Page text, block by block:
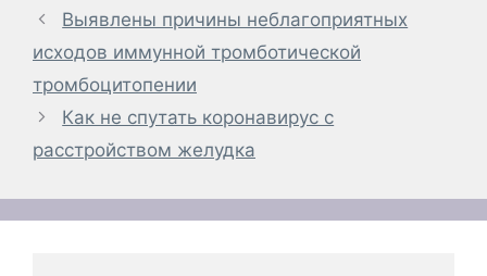
Выявлены причины неблагоприятных
исходов иммунной тромботической
тромбоцитопении
Как не спутать коронавирус с
расстройством желудка